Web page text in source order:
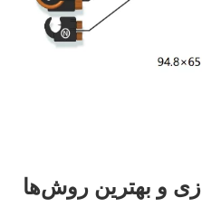
و بهترین روش‌ها